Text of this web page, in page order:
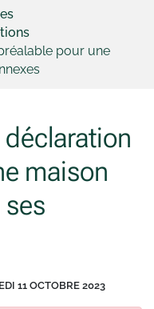
pour une
maison
11 OCTOBRE 2023